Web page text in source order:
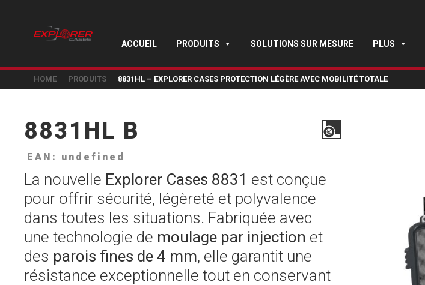
ACCUEIL PRODUITS SOLUTIONS SUR MESURE PLUS
HOME PRODUITS 8831HL – EXPLORER CASES PROTECTION LÉGÈRE AVEC MOBILITÉ TOTALE
8831HL B
EAN: undefined
La nouvelle Explorer Cases 8831 est conçue
pour offrir sécurité, légèreté et polyvalence
dans toutes les situations. Fabriquée avec
une technologie de moulage par injection et
des parois fines de 4 mm, elle garantit une
résistance exceptionnelle tout en conservant